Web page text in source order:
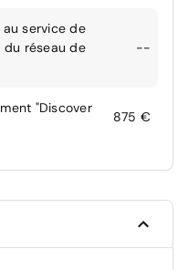
service de
réseau de
--
"Discover
875 €